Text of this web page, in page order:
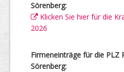
Sörenberg:
Klicken Sie hier für die
2026
Firmeneinträge für die PLZ
Sörenberg: